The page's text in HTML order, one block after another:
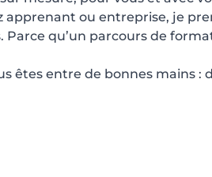
apprenant ou entreprise, je
Parce qu’un parcours de
êtes entre de bonnes mains